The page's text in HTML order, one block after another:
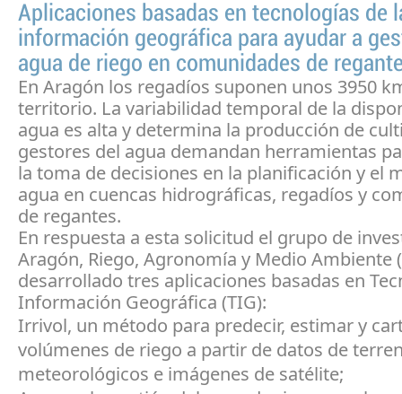
Aplicaciones basadas en tecnologías de
información geográfica para ayudar a
agua de riego en comunidades de
En Aragón los regadíos suponen unos 3950
territorio. La variabilidad temporal de la
agua es alta y determina la producción de
gestores del agua demandan herramientas
la toma de decisiones en la planificación y el
agua en cuencas hidrográficas, regadíos y
de regantes.
En respuesta a esta solicitud el grupo de
Aragón, Riego, Agronomía y Medio Ambiente
desarrollado tres aplicaciones basadas en
Información Geográfica (TIG):
Irrivol, un método para predecir, estimar y
volúmenes de riego a partir de datos de
meteorológicos e imágenes de satélite;